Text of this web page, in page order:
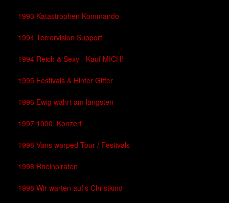
1993 Katastrophen Kommando
1994 Terrorvision Support
1994 Reich & Sexy - Kauf MICH!
1995 Festivals & Hinter Gitter
1996 Ewig währt am längsten
1997 1000. Konzert
1998 Vans warped Tour / Festivals
1998 Rheinpiraten
1998 Wir warten auf's Christkind